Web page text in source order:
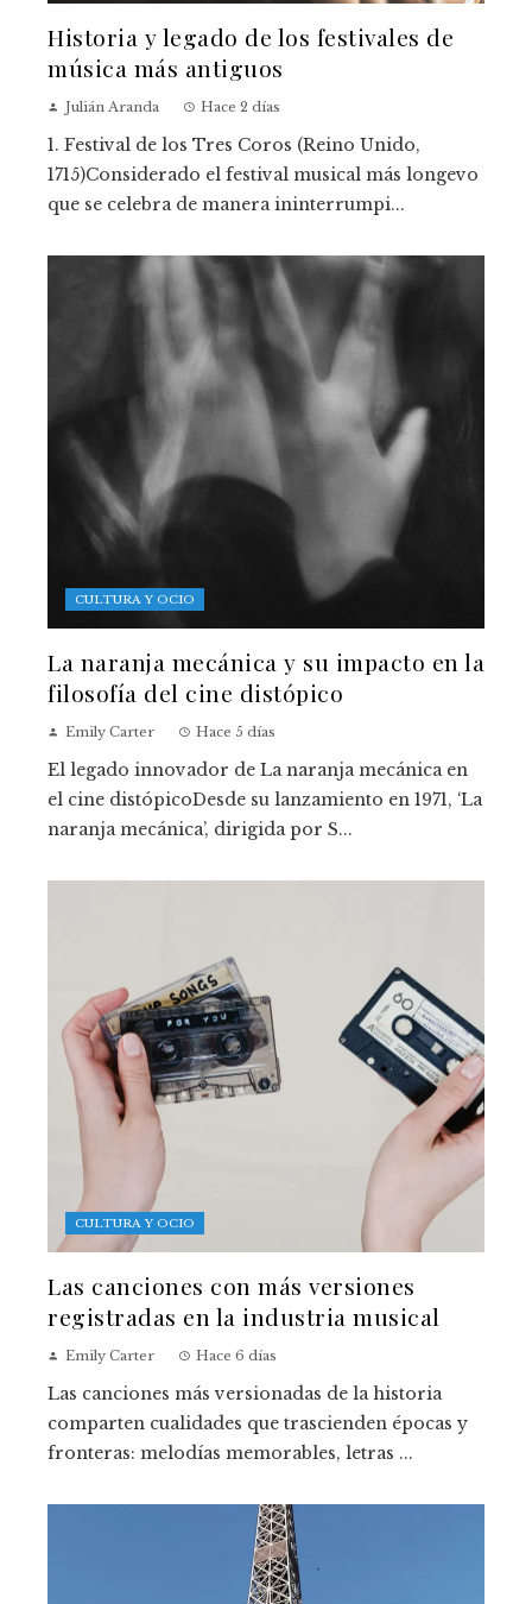
Historia y legado de los festivales de
música más antiguos
Julián Aranda Hace 2 días
1. Festival de los Tres Coros (Reino Unido,
1715)Considerado el festival musical más longevo
que se celebra de manera ininterrumpi...
CULTURA Y OCIO
La naranja mecánica y su impacto en la
filosofía del cine distópico
Emily Carter Hace 5 días
El legado innovador de La naranja mecánica en
el cine distópicoDesde su lanzamiento en 1971, ‘La
naranja mecánica’, dirigida por S...
CULTURA Y OCIO
Las canciones con más versiones
registradas en la industria musical
Emily Carter Hace 6 días
Las canciones más versionadas de la historia
comparten cualidades que trascienden épocas y
fronteras: melodías memorables, letras ...